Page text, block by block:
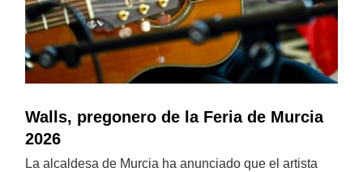
Walls, pregonero de la Feria de Murcia
2026
La alcaldesa de Murcia ha anunciado que el artista